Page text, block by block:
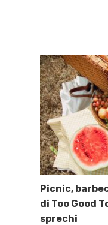
Picnic,
di Too Good
sprechi